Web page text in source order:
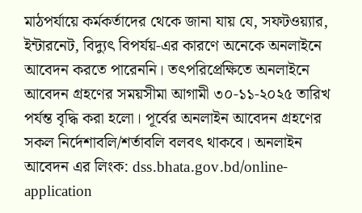
মাঠপর্যায়ে কর্মকর্তাদের থেকে জানা যায় যে, সফটওয়্যার,
ইন্টারনেট, বিদ্যুৎ বিপর্যয়-এর কারণে অনেকে অনলাইনে
আবেদন করতে পারেননি। তৎপরিপ্রেক্ষিতে অনলাইনে
আবেদন গ্রহণের সময়সীমা আগামী ৩০-১১-২০২৫ তারিখ
পর্যন্ত বৃদ্ধি করা হলো। পূর্বের অনলাইন আবেদন গ্রহণের
সকল নির্দেশাবলি/শর্তাবলি বলবৎ থাকবে। অনলাইন
আবেদন এর লিংক: dss.bhata.gov.bd/online-
application